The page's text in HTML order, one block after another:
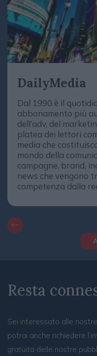
DailyMedia
Dal 1990 è il
abbonamento più
dell’adv, del
platea dei lettori
media che
mondo della
campagne, brand,
news che vengono
competenza dalla
Resta
Sei interessato alle
potrai anche richiedere
gratuita delle nostre